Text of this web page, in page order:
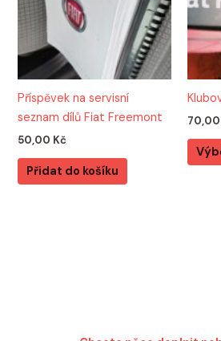
Příspěvek na servisní
seznam dílů Fiat Freemont
50,00 Kč
Přidat do košíku
70,00